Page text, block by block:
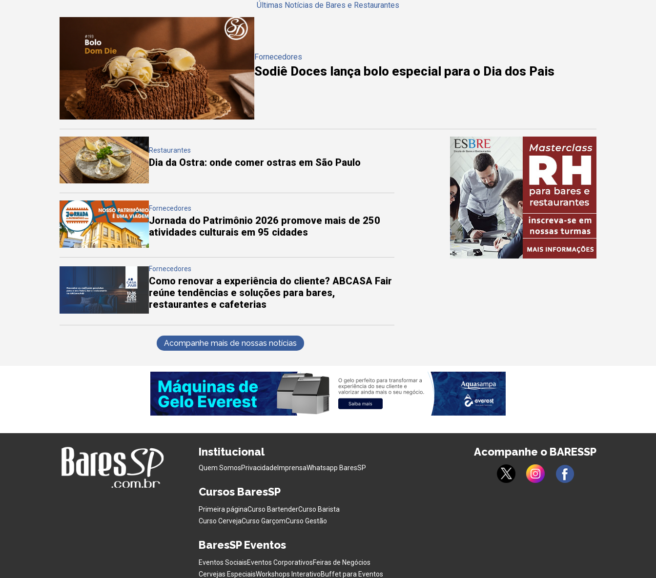
Últimas Notícias de Bares e Restaurantes
Fornecedores
Sodiê Doces lança bolo especial para o Dia dos Pais
Restaurantes
Dia da Ostra: onde comer ostras em São Paulo
Fornecedores
Jornada do Patrimônio 2026 promove mais de 250
atividades culturais em 95 cidades
Fornecedores
Como renovar a experiência do cliente? ABCASA Fair
reúne tendências e soluções para bares,
restaurantes e cafeterias
Acompanhe mais de nossas notícias
Institucional
Quem SomosPrivacidade ImprensaWhatsapp BaresSP
Cursos BaresSP
Primeira páginaCurso BartenderCurso Barista
Curso CervejaCurso GarçomCurso Gestão
BaresSP Eventos
Eventos SociaisEventos CorporativosFeiras de Negócios
Cervejas EspeciaisWorkshops InterativoBuffet para Eventos
Acompanhe o BARESSP